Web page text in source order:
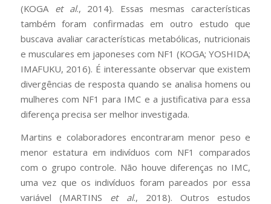
(KOGA et al., 2014). Essas mesmas características
também foram confirmadas em outro estudo que
buscava avaliar características metabólicas, nutricionais
e musculares em japoneses com NF1 (KOGA; YOSHIDA;
IMAFUKU, 2016). É interessante observar que existem
divergências de resposta quando se analisa homens ou
mulheres com NF1 para IMC e a justificativa para essa
diferença precisa ser melhor investigada.
Martins e colaboradores encontraram menor peso e
menor estatura em indivíduos com NF1 comparados
com o grupo controle. Não houve diferenças no IMC,
uma vez que os indivíduos foram pareados por essa
variável (MARTINS et al., 2018). Outros estudos